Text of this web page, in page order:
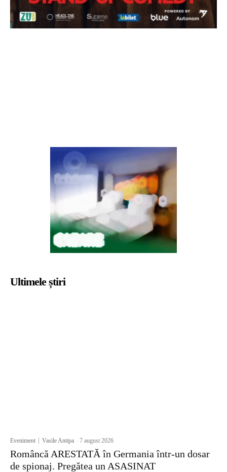
Ultimele știri
Eveniment Vasile Antipa -7 august 2026
Româncă ARESTATĂ în Germania într-un dosar
de spionaj. Pregătea un ASASINAT